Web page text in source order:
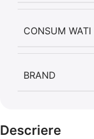
CONSUM WATI
BRAND
Descriere